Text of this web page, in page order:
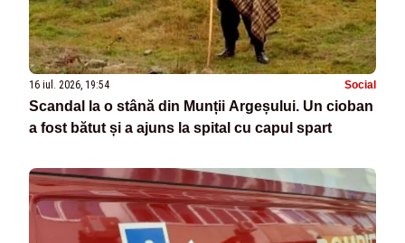
16 iul. 2026, 19:54 Social
Scandal la o stână din Munții Argeșului. Un cioban
a fost bătut și a ajuns la spital cu capul spart